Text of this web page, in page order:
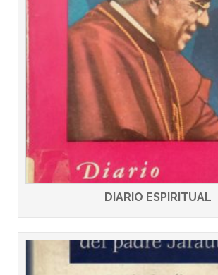
DIARIO ESPIRITUAL